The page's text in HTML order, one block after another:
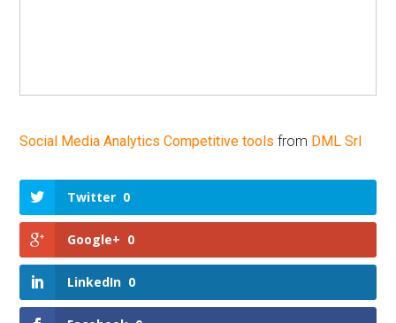
Social Media Analytics Competitive tools from DML Srl
Twitter 0
Google+ 0
LinkedIn 0